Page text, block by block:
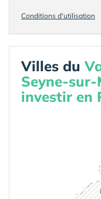
Conditions d'utilisation
Villes du
Seyne-sur-
investir en